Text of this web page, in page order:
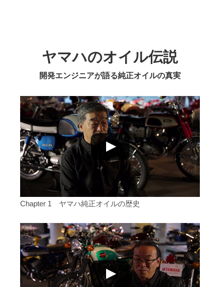
ヤマハのオイル伝説
開発エンジニアが語る純正オイルの真実
Chapter 1 ヤマハ純正オイルの歴史